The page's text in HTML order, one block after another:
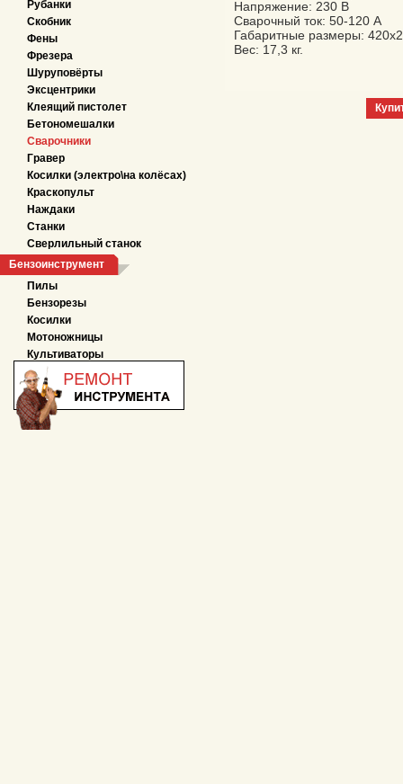
Рубанки
Скобник
Фены
Фрезера
Шуруповёрты
Эксцентрики
Клеящий пистолет
Бетономешалки
Сварочники
Гравер
Косилки (электро\на колёсах)
Краскопульт
Наждаки
Станки
Сверлильный станок
Бензоинструмент
Пилы
Бензорезы
Косилки
Мотоножницы
Культиваторы
Напряжение: 230 В
Сварочный ток: 50-120 А
Габаритные размеры:
Вес: 17,3 кг.